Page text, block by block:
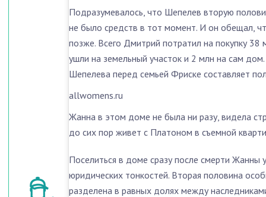
Подразумевалось, что Шепелев вторую
не было средств в тот момент. И он обещал,
позже. Всего Дмитрий потратил на покупку
ушли на земельный участок и 2 млн на сам
Шепелева перед семьей Фриске составляет
allwomens.ru
Жанна в этом доме не была ни разу, видела
до сих пор живет с Платоном в съемной
Поселиться в доме сразу после смерти Жанны
юридических тонкостей. Вторая половина
разделена в равных долях между